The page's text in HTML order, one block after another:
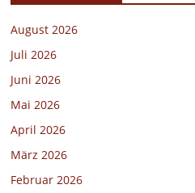
August 2026
Juli 2026
Juni 2026
Mai 2026
April 2026
März 2026
Februar 2026